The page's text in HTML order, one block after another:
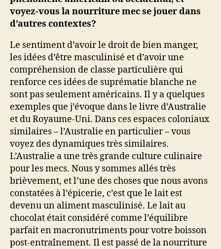
voyez-vous la nourriture mec se jouer dans
d’autres contextes?
Le sentiment d’avoir le droit de bien manger,
les idées d’être masculinisé et d’avoir une
compréhension de classe particulière qui
renforce ces idées de suprématie blanche ne
sont pas seulement américains. Il y a quelques
exemples que j’évoque dans le livre d’Australie
et du Royaume-Uni. Dans ces espaces coloniaux
similaires – l’Australie en particulier – vous
voyez des dynamiques très similaires.
L’Australie a une très grande culture culinaire
pour les mecs. Nous y sommes allés très
brièvement, et l’une des choses que nous avons
constatées à l’épicerie, c’est que le lait est
devenu un aliment masculinisé. Le lait au
chocolat était considéré comme l’équilibre
parfait en macronutriments pour votre boisson
post-entraînement. Il est passé de la nourriture